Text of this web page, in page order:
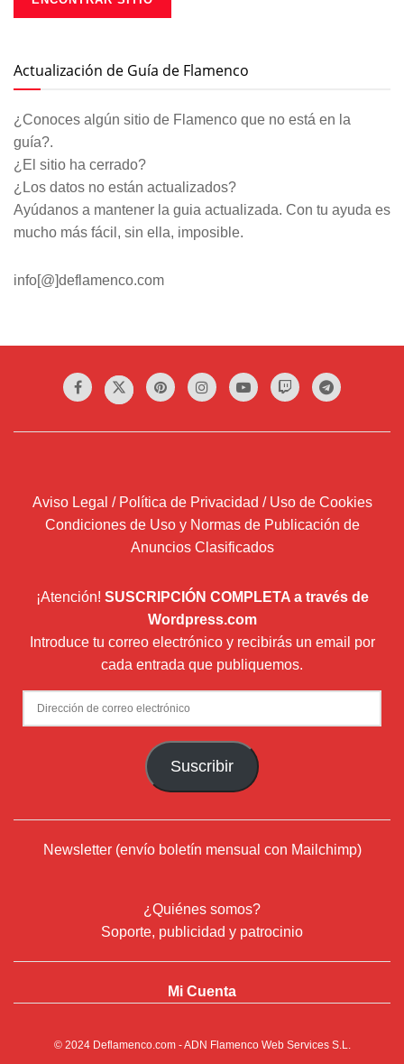
Actualización de Guía de Flamenco
¿Conoces algún sitio de Flamenco que no está en la
guía?.
¿El sitio ha cerrado?
¿Los datos no están actualizados?
Ayúdanos a mantener la guia actualizada. Con tu ayuda es
mucho más fácil, sin ella, imposible.
info[@]deflamenco.com
Aviso Legal / Política de Privacidad / Uso de Cookies
Condiciones de Uso y Normas de Publicación de
Anuncios Clasificados
¡Atención! SUSCRIPCIÓN COMPLETA a través de
Wordpress.com
Introduce tu correo electrónico y recibirás un email por
cada entrada que publiquemos.
Dirección
de
Suscribir
Newsletter (envío boletín mensual con Mailchimp)
¿Quiénes somos?
Soporte, publicidad y patrocinio
Mi Cuenta
© 2024 Deflamenco.com- ADN Flamenco Web Services S.L.